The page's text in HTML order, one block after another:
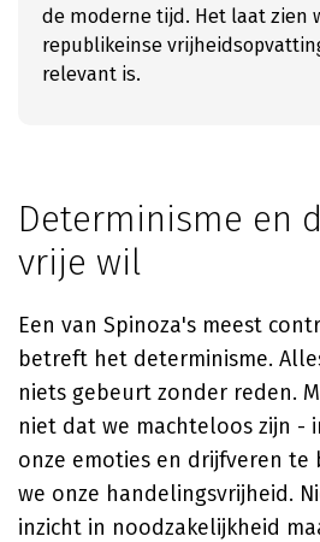
de moderne tijd. Het laat zien
republikeinse
relevant is.
Determinisme en
vrije wil
Een van Spinoza's meest
betreft het determinisme.
niets gebeurt zonder reden.
niet dat we machteloos zijn -
onze emoties en drijfveren te
we onze handelingsvrijheid.
inzicht in noodzakelijkheid